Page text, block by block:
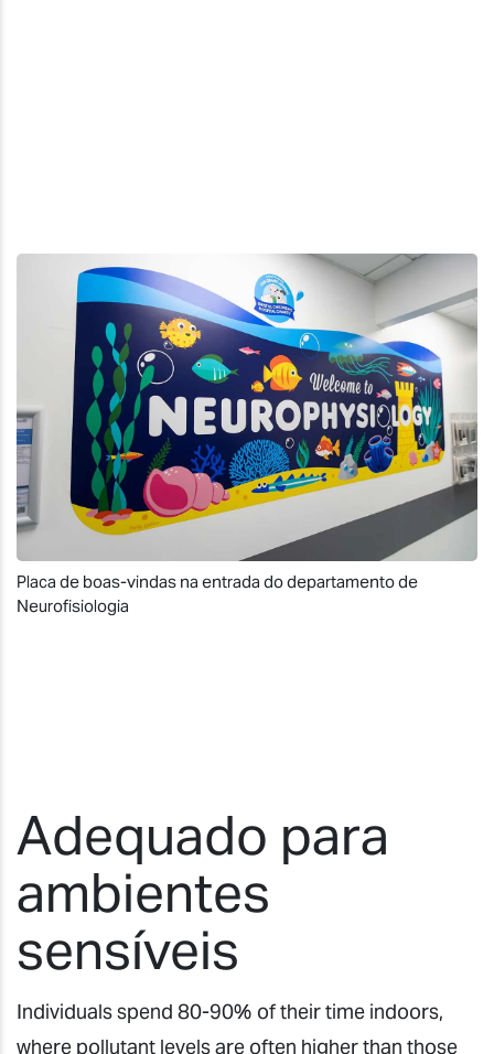
Placa de boas-vindas na entrada do departamento de
Neurofisiologia
Adequado para
ambientes
sensíveis
Individuals spend 80-90% of their time indoors,
where pollutant levels are often higher than those